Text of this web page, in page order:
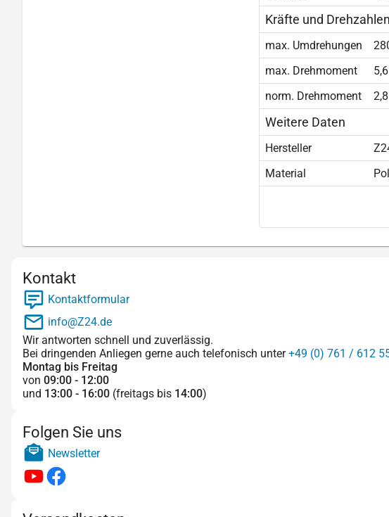
Kräfte und Drehzahlen
max. Umdrehungen
max. Drehmoment
norm. Drehmoment
Weitere Daten
Hersteller
Material
Kontakt
Kontaktformular
info@Z24.de
Wir antworten schnell und zuverlässig.
Bei dringenden Anliegen gerne auch telefonisch unter+49 (0) 761 / 612
Montag bis Freitag
von 09:00 - 12:00
und 13:00 - 16:00 (freitags bis 14:00)
Folgen Sie uns
Newsletter